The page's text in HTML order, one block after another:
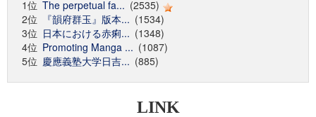
1位 The perpetual fa... (2535)
2位
『韻府群玉』版本... (1534)
3位 日本における赤痢... (1348)
4位 Promoting Manga ... (1087)
5位 慶應義塾大学日吉... (885)
LINK